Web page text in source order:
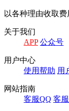
以各种理由收取
关于我们
APP 公众号
⽤户中⼼
使⽤帮助 ⽤
⽹站指南
客服QQ 客